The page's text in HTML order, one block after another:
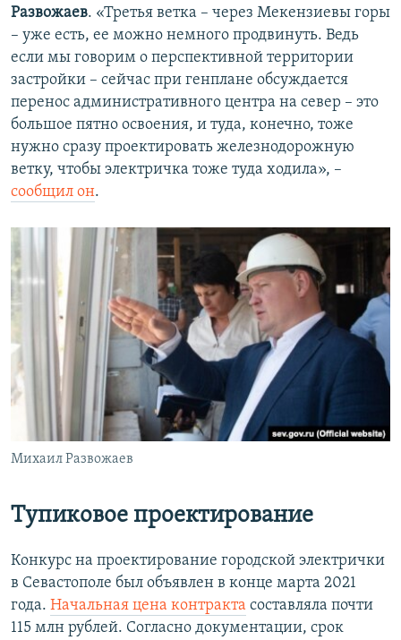
Развожаев. «Третья ветка – через Мекензиевы горы
– уже есть, ее можно немного продвинуть. Ведь
если мы говорим о перспективной территории
застройки – сейчас при генплане обсуждается
перенос административного центра на север – это
большое пятно освоения, и туда, конечно, тоже
нужно сразу проектировать железнодорожную
ветку, чтобы электричка тоже туда ходила», –
сообщил он.
Михаил Развожаев
Тупиковое проектирование
Конкурс на проектирование городской электрички
в Севастополе был объявлен в конце марта 2021
года. Начальная цена контракта составляла почти
115 млн рублей. Согласно документации, срок